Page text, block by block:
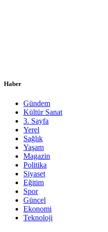
Haber
Gündem
Kültür Sanat
3. Sayfa
Yerel
Sağlık
Yaşam
Magazin
Politika
Siyaset
Eğitim
Spor
Güncel
Ekonomi
Teknoloji